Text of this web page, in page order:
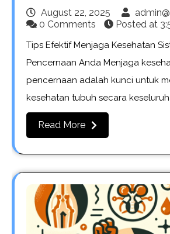
August 22, 2025
0 Comments
Posted at
Tips Efektif Menjaga Kesehatan
Pencernaan Anda Menjaga
pencernaan adalah kunci untuk
kesehatan tubuh secara
Read More